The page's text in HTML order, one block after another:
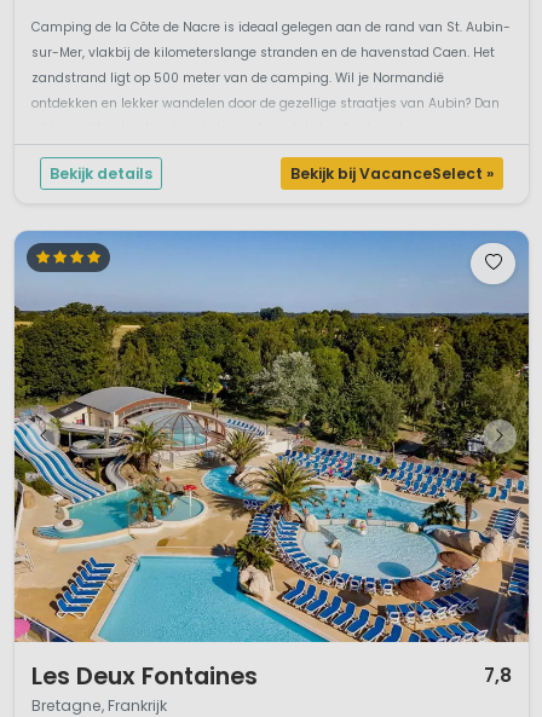
Camping de la Côte de Nacre is ideaal gelegen aan de rand van St. Aubin-
sur-Mer, vlakbij de kilometerslange stranden en de havenstad Caen. Het
zandstrand ligt op 500 meter van de camping. Wil je Normandië
ontdekken en lekker wandelen door de gezellige straatjes van Aubin? Dan
Bekijk details Bekijk bij VacanceSelect »
Les Deux Fontaines 7,8
Bretagne, Frankrijk